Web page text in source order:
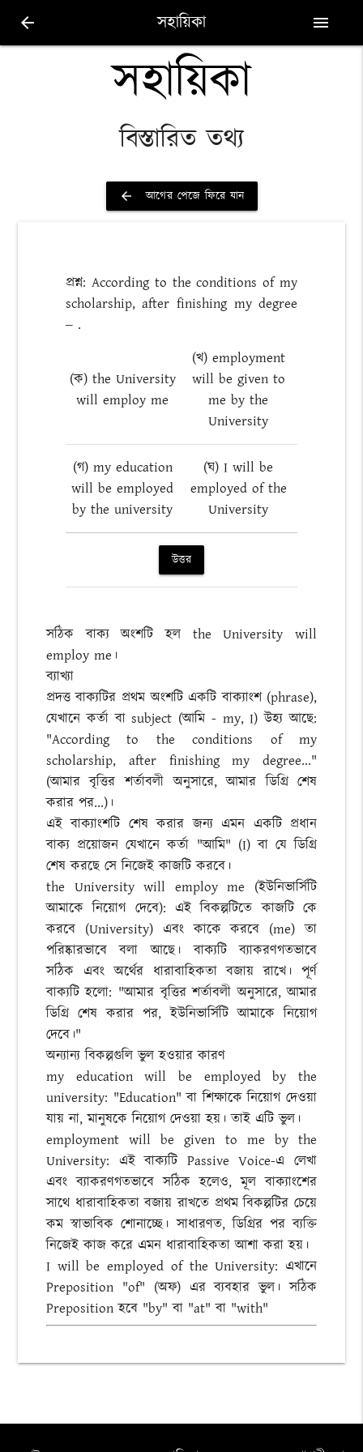
arrow_back সহায়িকা menu
সহায়িকা
বিস্তারিত তথ্য
arrow_back আগের পেজে ফিরে যান
প্রশ্ন: According to the conditions of my
scholarship, after finishing my degree
‒ .
(ক) the University
will employ me
(খ) employment
will be given to
me by the
University
(গ) my education
will be employed
by the university
(ঘ) I will be
employed of the
University
উত্তর
সঠিক বাক্য অংশটি হল the University will
employ me।
ব্যাখ্যা
প্রদত্ত বাক্যটির প্রথম অংশটি একটি বাক্যাংশ (phrase),
যেখানে কর্তা বা subject (আমি - my, I) উহ্য আছে:
"According to the conditions of my
scholarship, after finishing my degree..."
(আমার বৃত্তির শর্তাবলী অনুসারে, আমার ডিগ্রি শেষ
করার পর...)।
এই বাক্যাংশটি শেষ করার জন্য এমন একটি প্রধান
বাক্য প্রয়োজন যেখানে কর্তা "আমি" (I) বা যে ডিগ্রি
শেষ করছে সে নিজেই কাজটি করবে।
the University will employ me (ইউনিভার্সিটি
আমাকে নিয়োগ দেবে): এই বিকল্পটিতে কাজটি কে
করবে (University) এবং কাকে করবে (me) তা
পরিষ্কারভাবে বলা আছে। বাক্যটি ব্যাকরণগতভাবে
সঠিক এবং অর্থের ধারাবাহিকতা বজায় রাখে। পূর্ণ
বাক্যটি হলো: "আমার বৃত্তির শর্তাবলী অনুসারে, আমার
ডিগ্রি শেষ করার পর, ইউনিভার্সিটি আমাকে নিয়োগ
দেবে।"
অন্যান্য বিকল্পগুলি ভুল হওয়ার কারণ
my education will be employed by the
university: "Education" বা শিক্ষাকে নিয়োগ দেওয়া
যায় না, মানুষকে নিয়োগ দেওয়া হয়। তাই এটি ভুল।
employment will be given to me by the
University: এই বাক্যটি Passive Voice-এ লেখা
এবং ব্যাকরণগতভাবে সঠিক হলেও, মূল বাক্যাংশের
সাথে ধারাবাহিকতা বজায় রাখতে প্রথম বিকল্পটির চেয়ে
কম স্বাভাবিক শোনাচ্ছে। সাধারণত, ডিগ্রির পর ব্যক্তি
নিজেই কাজ করে এমন ধারাবাহিকতা আশা করা হয়।
I will be employed of the University: এখানে
Preposition "of" (অফ) এর ব্যবহার ভুল। সঠিক
Preposition হবে "by" বা "at" বা "with"